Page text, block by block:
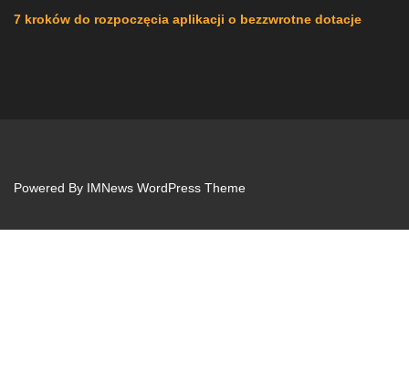
7 kroków do rozpoczęcia aplikacji o bezzwrotne dotacje
Powered By IMNews WordPress Theme